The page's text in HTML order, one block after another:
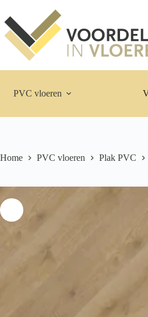
naar
de
inhoud
PVC vloeren
Home PVC vloeren Plak PVC